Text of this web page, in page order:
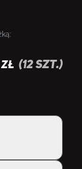
ZŁ (12 szt.)